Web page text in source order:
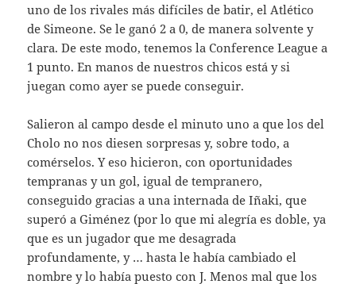
uno de los rivales más difíciles de batir, el Atlético
de Simeone. Se le ganó 2 a 0, de manera solvente y
clara. De este modo, tenemos la Conference League a
1 punto. En manos de nuestros chicos está y si
juegan como ayer se puede conseguir.
Salieron al campo desde el minuto uno a que los del
Cholo no nos diesen sorpresas y, sobre todo, a
comérselos. Y eso hicieron, con oportunidades
tempranas y un gol, igual de tempranero,
conseguido gracias a una internada de Iñaki, que
superó a Giménez (por lo que mi alegría es doble, ya
que es un jugador que me desagrada
profundamente, y … hasta le había cambiado el
nombre y lo había puesto con J. Menos mal que los